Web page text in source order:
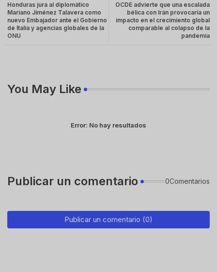
OCDE advierte que una escalada
bélica con Irán provocaría un
impacto en el crecimiento global
comparable al colapso de la
pandemia
Honduras jura al diplomático
Mariano Jiménez Talavera como
nuevo Embajador ante el Gobierno
de Italia y agencias globales de la
ONU
You May Like
Error: No hay resultados
Publicar un comentario 0Comentarios
Publicar un comentario (0)